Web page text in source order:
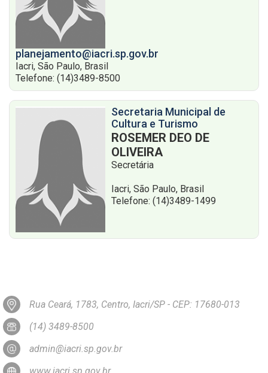
planejamento@iacri.sp.gov.br
Iacri, São Paulo, Brasil
Telefone: (14)3489-8500
Secretaria Municipal de
Cultura e Turismo
ROSEMER DEO DE
OLIVEIRA
Secretária
Iacri, São Paulo, Brasil
Telefone: (14)3489-1499
Rua Ceará, 1783, Centro, Iacri/SP - CEP: 17680-013
(14) 3489-8500
admin@iacri.sp.gov.br